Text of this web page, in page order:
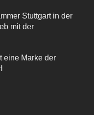
Stuttgart in der
mit der
eine Marke der